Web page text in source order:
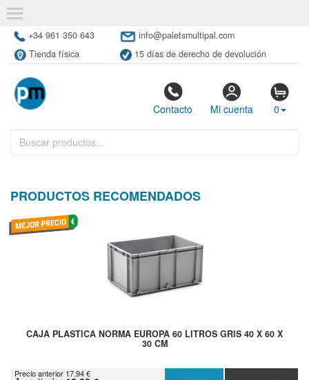
+34 961 350 643
info@paletsmultipal.com
Tienda física
15 días de derecho de devolución
Contacto Mi cuenta 0
PRODUCTOS RECOMENDADOS
CAJA PLASTICA NORMA EUROPA 60 LITROS GRIS 40 X 60 X
30 CM
Precio anterior 17.94 €